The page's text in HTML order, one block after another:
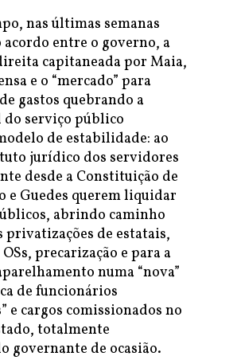
nas últimas semanas
entre o governo, a
capitaneada por Maia,
e o “mercado” para
gastos quebrando a
do serviço público
de estabilidade: ao
jurídico dos servidores
desde a Constituição de
e Guedes querem liquidar
abrindo caminho
de estatais,
precarização e para a
numa “nova”
de funcionários
e cargos comissionados no
totalmente
governante de ocasião.